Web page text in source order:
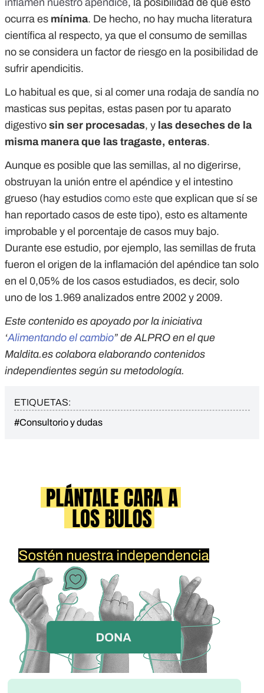
inflamen nuestro apéndice, la posibilidad de que esto
ocurra es mínima. De hecho, no hay mucha literatura
científica al respecto, ya que el consumo de semillas
no se considera un factor de riesgo en la posibilidad de
sufrir apendicitis.
Lo habitual es que, si al comer una rodaja de sandía no
masticas sus pepitas, estas pasen por tu aparato
digestivo sin ser procesadas, y las deseches de la
misma manera que las tragaste, enteras.
Aunque es posible que las semillas, al no digerirse,
obstruyan la unión entre el apéndice y el intestino
grueso (hay estudios como este que explican que sí se
han reportado casos de este tipo), esto es altamente
improbable y el porcentaje de casos muy bajo.
Durante ese estudio, por ejemplo, las semillas de fruta
fueron el origen de la inflamación del apéndice tan solo
en el 0,05% de los casos estudiados, es decir, solo
uno de los 1.969 analizados entre 2002 y 2009.
Este contenido es apoyado por la iniciativa
“Alimentando el cambio” de ALPRO en el que
Maldita.es colabora elaborando contenidos
independientes según su metodología.
ETIQUETAS:
#Consultorio y dudas